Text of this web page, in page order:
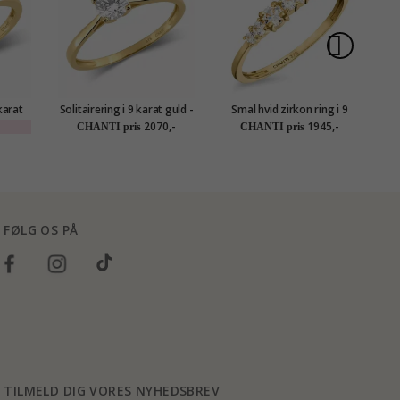
Solitairering i 9 karat guld -
Gold Collection
CHANTI pris 2070,-
Smal hvid zirkon ring i 9
karat guld - Gold Collection
CHANTI pris 1945,-
FØLG OS PÅ
TILMELD DIG VORES NYHEDSBREV